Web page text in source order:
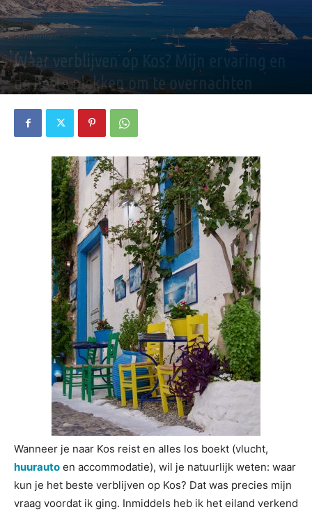
Griekenland
Waar verblijven op Kos? Mijn ervaring en
de beste plekken om te overnachten
Wanneer je naar Kos reist en alles los boekt (vlucht,
huurauto en accommodatie), wil je natuurlijk weten: waar
kun je het beste verblijven op Kos? Dat was precies mijn
vraag voordat ik ging. Inmiddels heb ik het eiland verkend